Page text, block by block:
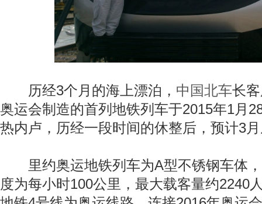
历经3个月的海上漂泊， 中国北车长
奥运会制造的首列地铁列车于2015年1月
热内卢，历经一段时间的休整后，预计3
里约奥运地铁列车为A型不锈钢车体，
度为每小时100公里，最大载客量约2240